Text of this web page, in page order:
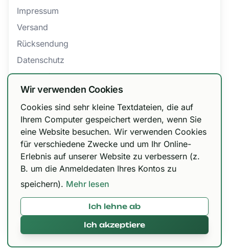
Impressum
Versand
Rücksendung
Datenschutz
Barrierefreiheit
AGB
Bestellung widerrufen
Zertifizierungen
Mit 🌱 in Paderborn gemacht © 2026,420brokkoli.de
Wir haben unsere Versandoptionen
angepasst!
DHL Paket 6,99 € / kostenfrei ab 150 €, Urbify
11,99 € / kostenfrei ab 300 € und DHL Express
Wir verwenden Cookies
Cookies sind sehr kleine Textdateien, die auf
Ihrem Computer gespeichert werden, wenn Sie
eine Website besuchen. Wir verwenden Cookies
für verschiedene Zwecke und um Ihr Online-
Erlebnis auf unserer Website zu verbessern (z.
B. um die Anmeldedaten Ihres Kontos zu
speichern). Mehr lesen
Ich lehne ab
Ich akzeptiere